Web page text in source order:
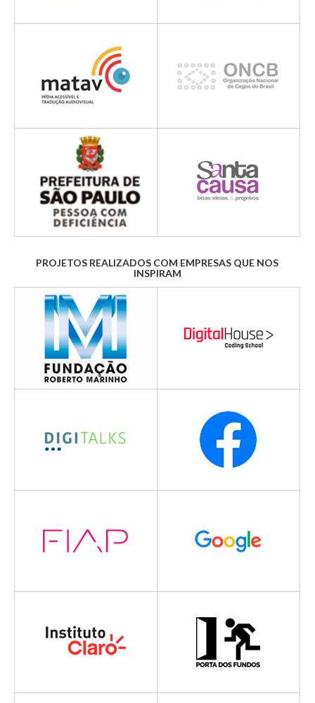
PROJETOS REALIZADOS COM EMPRESAS QUE NOS
INSPIRAM